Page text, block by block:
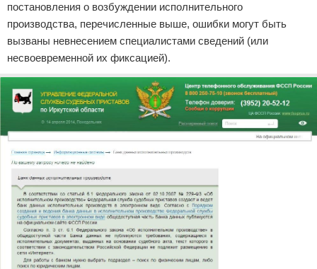
постановления о возбуждении исполнительного
производства, перечисленные выше, ошибки могут быть
вызваны невнесением специалистами сведений (или
несвоевременной их фиксацией).